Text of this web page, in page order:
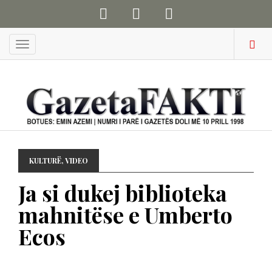
Menu
KULTURË,VIDEO
Ja si dukej biblioteka
mahnitëse e Umberto
Ecos